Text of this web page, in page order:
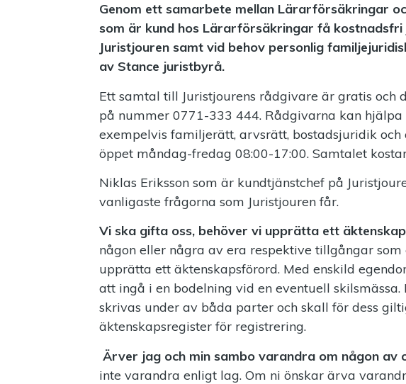
Genom ett samarbete mellan Lärarförsäkringar
som är kund hos Lärarförsäkringar få kostnadsfri
Juristjouren samt vid behov personlig
av Stance juristbyrå.
Ett samtal till Juristjourens rådgivare är gratis och
på nummer 0771-333 444. Rådgivarna kan
exempelvis familjerätt, arvsrätt, bostadsjuridik och
öppet måndag-fredag 08:00-17:00. Samtalet
Niklas Eriksson som är kundtjänstchef på
vanligaste frågorna som Juristjouren får.
Vi ska gifta oss, behöver vi upprätta ett
någon eller några av era respektive tillgångar som
upprätta ett äktenskapsförord. Med enskild
att ingå i en bodelning vid en eventuell
skrivas under av båda parter och skall för dess
äktenskapsregister för registrering.
Ärver jag och min sambo varandra om någon av
inte varandra enligt lag. Om ni önskar ärva